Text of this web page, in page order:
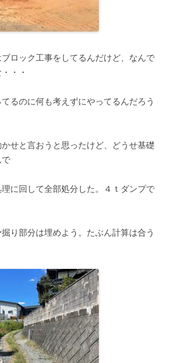
ロック工事をしてるんだけど、なんで
・・
るのに何も考えずにやってるんだろう
せと言おうと思ったけど、どうせ基礎
で
に回して全部処分した。４ｔダンプで
り部分は埋めよう。たぶん計算は合う